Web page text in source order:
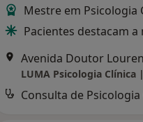
Mestre em Psicologia
Pacientes destacam
Consulta de Psicologia